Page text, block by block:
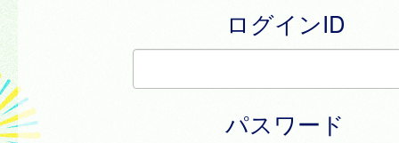
ログインID
パスワード